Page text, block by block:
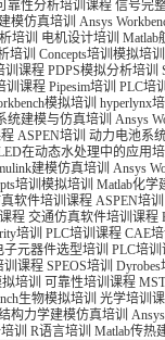
靠性分析培训课程 信号完
模仿真培训 Ansys
培训 电机设计培训 Matlab
培训 Concepts培训模拟培训
训课程 PDPS模拟分析培训
训课程 Pipesim培训 PLC培
模拟培训 hyperlynx
统建模与仿真培训 Ansys
ASPEN培训 动力电池系
在动态水处理中的应用培
建模仿真培训 Ansys
培训模拟培训 Matlab化学
软件培训课程 ASPEN培训
程 交通仿真软件培训课程
培训 PLC培训课程 CAE
子元器件选型培训 PLC培训
训课程 SPEOS培训
培训 可靠性培训课程
生物模拟培训 光学培训
构力学建模仿真培训
训 R语言培训 Matlab传热